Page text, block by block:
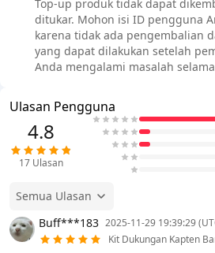
Top-up produk tidak dapat
ditukar. Mohon isi ID pengguna
karena tidak ada pengembalian
yang dapat dilakukan setelah
Anda mengalami masalah
Ulasan Pengguna
4.8
17 Ulasan
Semua Ulasan
Buff***183 2025-11-29 19:39:29
Kit Dukungan Kapten